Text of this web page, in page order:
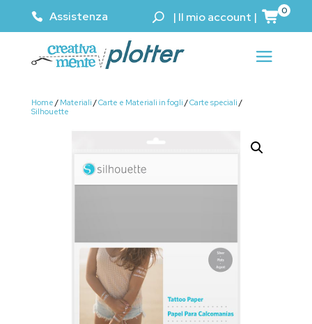
Assistenza | Il mio account | 0
Home / Materiali /Carte e Materiali in fogli /Carte speciali /
Silhouette